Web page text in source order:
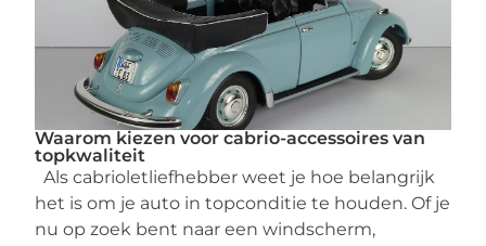
Waarom kiezen voor cabrio-accessoires van
topkwaliteit
Als cabrioletliefhebber weet je hoe belangrijk
het is om je auto in topconditie te houden. Of je
nu op zoek bent naar een windscherm,